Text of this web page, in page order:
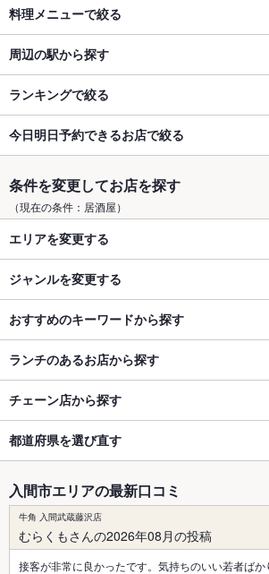
料理メニューで絞る
周辺の駅から探す
ランキングで絞る
今日明日予約できるお店で絞る
条件を変更してお店を探す
（現在の条件：居酒屋）
エリアを変更する
ジャンルを変更する
おすすめのキーワードから探す
ランチのあるお店から探す
チェーン店から探す
都道府県を選び直す
入間市エリアの最新口コミ
牛角 入間武蔵藤沢店
むらくもさんの2026年08月の投稿
接客が非常に良かったです。気持ちのいい若者ばか